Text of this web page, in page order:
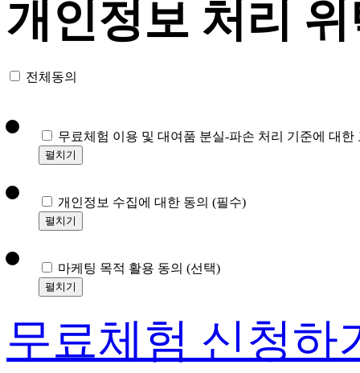
개인정보 처리
전체동의
무료체험 이용 및 대여품 분실-파손 처리 기준에 대
펼치기
개인정보 수집에 대한 동의 (필수)
펼치기
마케팅 목적 활용 동의 (선택)
펼치기
무료체험 신청하